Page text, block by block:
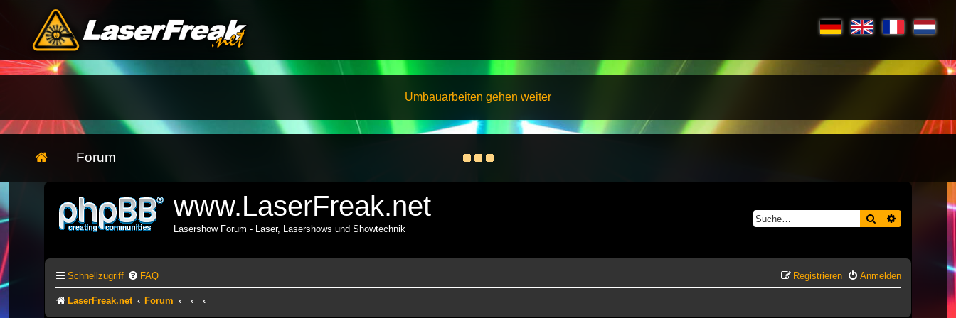
Umbauarbeiten gehen weiter
Forum
www.LaserFreak.net
Lasershow Forum - Laser, Lasershows und Showtechnik
Suche Erweiterte
Schnellzugriff FAQ Anmelden
Registrieren
LaserFreak.net Forum